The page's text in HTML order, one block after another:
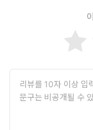
鳥居麻衣子(도리이
리쓰메이칸대학(立命
경희대학교 일반대학